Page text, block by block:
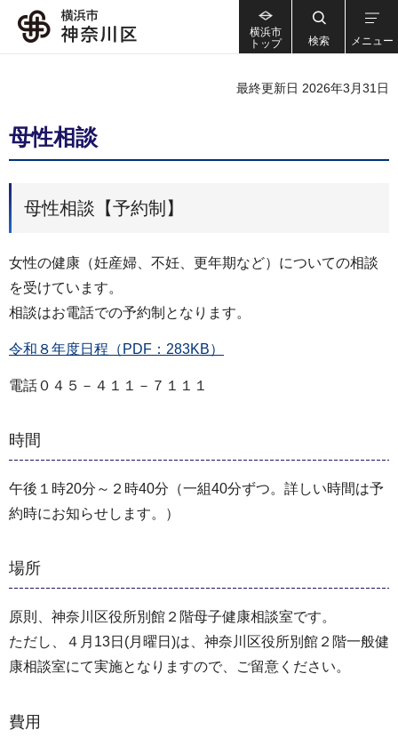
横浜市
トップ
検索 メニュー
最終更新日 2026年3月31日
母性相談
母性相談【予約制】
女性の健康（妊産婦、不妊、更年期など）についての相談
を受けています。
相談はお電話での予約制となります。
令和８年度日程（PDF：283KB）
電話０４５－４１１－７１１１
時間
午後１時20分～２時40分（一組40分ずつ。詳しい時間は予
約時にお知らせします。）
場所
原則、神奈川区役所別館２階母子健康相談室です。
ただし、４月13日(月曜日)は、神奈川区役所別館２階一般健
康相談室にて実施となりますので、ご留意ください。
費用